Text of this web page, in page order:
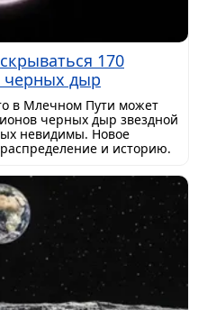
170
дыр
в Млечном Пути может
черных дыр звездной
невидимы. Новое
и историю.